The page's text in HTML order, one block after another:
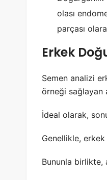
olası
parçası
Erkek
Semen analizi
örneği sağlayan
İdeal olarak,
Genellikle, erkek
Bununla birlikte,